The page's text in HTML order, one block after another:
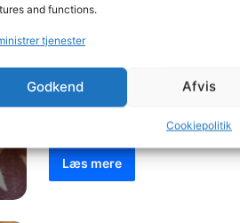
and functions.
tjenester
Godkend Afvis
Cookiepolitik
Kaffeis
Man kender ikke den nøjagtige
kaffeis, men det menes, at den
eller Frankrig i slutningen…
Læs mere